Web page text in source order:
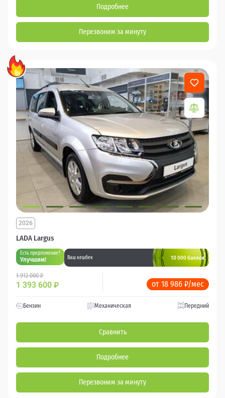
Подробнее
Перезвоним за минуту
LADA Largus
2026
Есть предложение?
Улучшим! Ваш кешбек 10 000 баллов
1 912 000 ₽
1 393 600 ₽ от 18 986 ₽/мес
Бензин Механическая Передний
Сравнить
Подробнее
Перезвоним за минуту